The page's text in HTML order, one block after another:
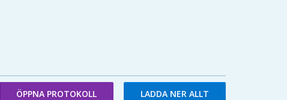
ÖPPNA PROTOKOLL LADDA NER ALLT